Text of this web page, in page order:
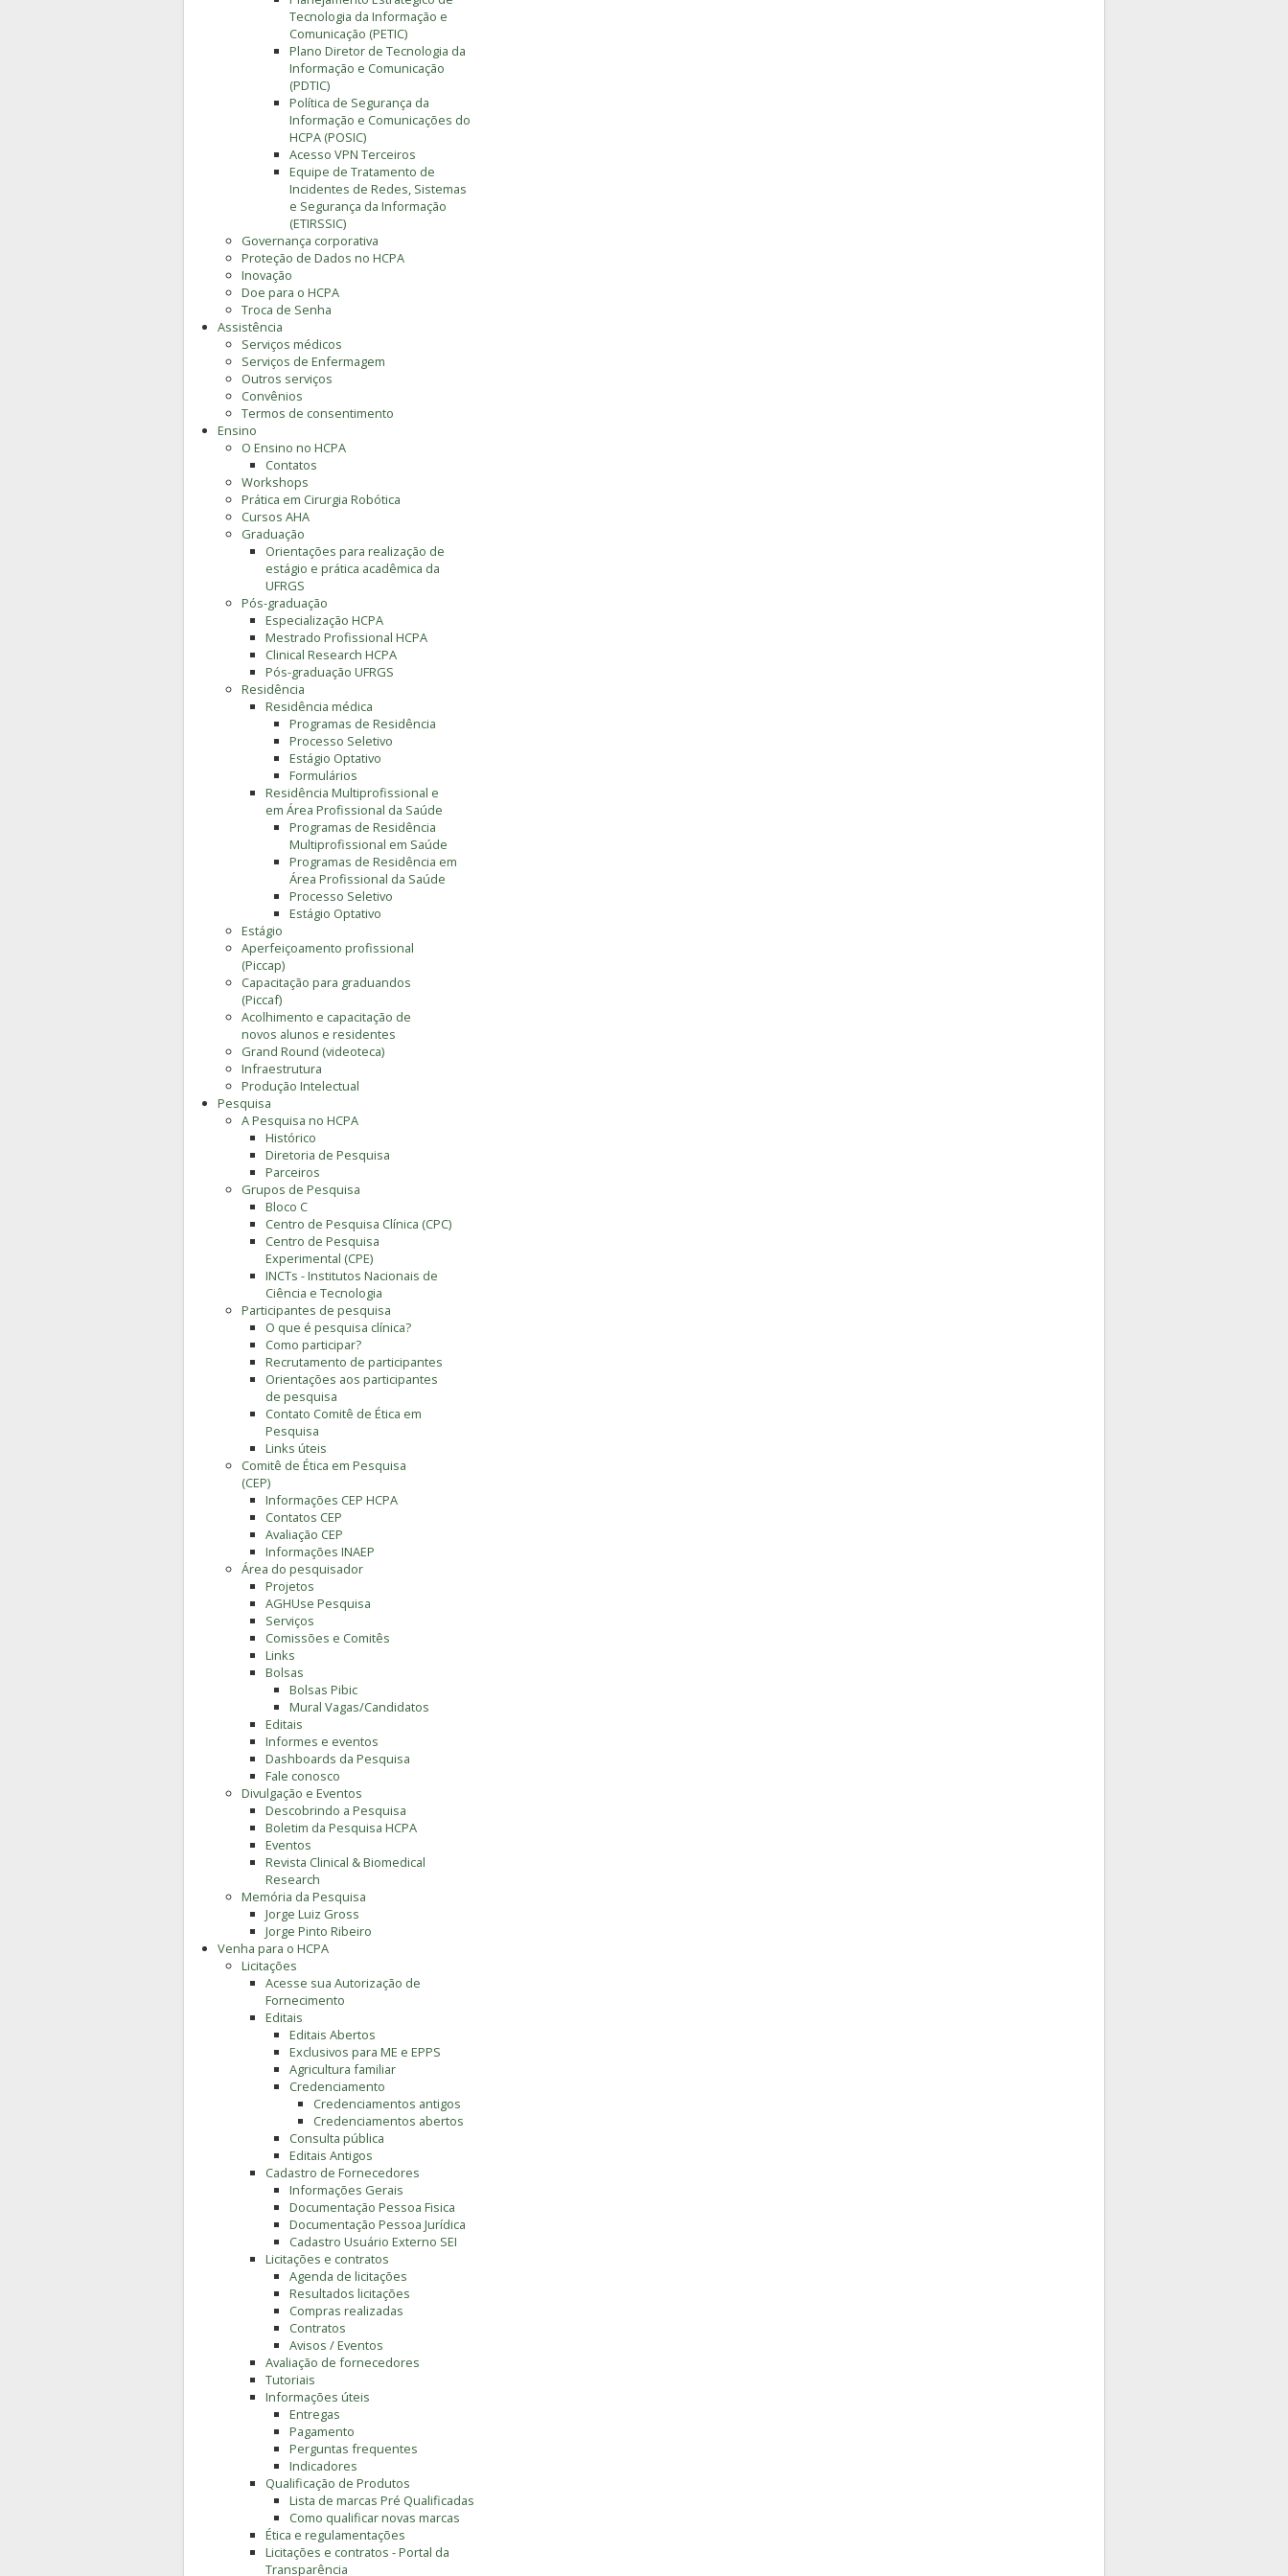
Tecnologia da Informação e
Comunicação (PETIC)
Plano Diretor de Tecnologia da
Informação e Comunicação
(PDTIC)
Política de Segurança da
Informação e Comunicações do
HCPA (POSIC)
Acesso VPN Terceiros
Equipe de Tratamento de
Incidentes de Redes, Sistemas
e Segurança da Informação
(ETIRSSIC)
Governança corporativa
Proteção de Dados no HCPA
Inovação
Doe para o HCPA
Troca de Senha
Assistência
Serviços médicos
Serviços de Enfermagem
Outros serviços
Convênios
Termos de consentimento
Ensino
O Ensino no HCPA
Contatos
Workshops
Prática em Cirurgia Robótica
Cursos AHA
Graduação
Orientações para realização de
estágio e prática acadêmica da
UFRGS
Pós-graduação
Especialização HCPA
Mestrado Profissional HCPA
Clinical Research HCPA
Pós-graduação UFRGS
Residência
Residência médica
Programas de Residência
Processo Seletivo
Estágio Optativo
Formulários
Residência Multiprofissional e
em Área Profissional da Saúde
Programas de Residência
Multiprofissional em Saúde
Programas de Residência em
Área Profissional da Saúde
Processo Seletivo
Estágio Optativo
Estágio
Aperfeiçoamento profissional
(Piccap)
Capacitação para graduandos
(Piccaf)
Acolhimento e capacitação de
novos alunos e residentes
Grand Round (videoteca)
Infraestrutura
Produção Intelectual
Pesquisa
A Pesquisa no HCPA
Histórico
Diretoria de Pesquisa
Parceiros
Grupos de Pesquisa
Bloco C
Centro de Pesquisa Clínica (CPC)
Centro de Pesquisa
Experimental (CPE)
INCTs - Institutos Nacionais de
Ciência e Tecnologia
Participantes de pesquisa
O que é pesquisa clínica?
Como participar?
Recrutamento de participantes
Orientações aos participantes
de pesquisa
Contato Comitê de Ética em
Pesquisa
Links úteis
Comitê de Ética em Pesquisa
(CEP)
Informações CEP HCPA
Contatos CEP
Avaliação CEP
Informações INAEP
Área do pesquisador
Projetos
AGHUse Pesquisa
Serviços
Comissões e Comitês
Links
Bolsas
Bolsas Pibic
Mural Vagas/Candidatos
Editais
Informes e eventos
Dashboards da Pesquisa
Fale conosco
Divulgação e Eventos
Descobrindo a Pesquisa
Boletim da Pesquisa HCPA
Eventos
Revista Clinical & Biomedical
Research
Memória da Pesquisa
Jorge Luiz Gross
Jorge Pinto Ribeiro
Venha para o HCPA
Licitações
Acesse sua Autorização de
Fornecimento
Editais
Editais Abertos
Exclusivos para ME e EPPS
Agricultura familiar
Credenciamento
Credenciamentos antigos
Credenciamentos abertos
Consulta pública
Editais Antigos
Cadastro de Fornecedores
Informações Gerais
Documentação Pessoa Fisica
Documentação Pessoa Jurídica
Cadastro Usuário Externo SEI
Licitações e contratos
Agenda de licitações
Resultados licitações
Compras realizadas
Contratos
Avisos / Eventos
Avaliação de fornecedores
Tutoriais
Informações úteis
Entregas
Pagamento
Perguntas frequentes
Indicadores
Qualificação de Produtos
Lista de marcas Pré Qualificadas
Como qualificar novas marcas
Ética e regulamentações
Licitações e contratos - Portal da
Transparência